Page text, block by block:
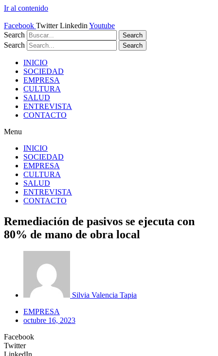
Ir al contenido
Facebook Twitter Linkedin Youtube
Search
Search
Search Search
INICIO
SOCIEDAD
EMPRESA
CULTURA
SALUD
ENTREVISTA
CONTACTO
Menu
INICIO
SOCIEDAD
EMPRESA
CULTURA
SALUD
ENTREVISTA
CONTACTO
Remediación de pasivos se ejecuta con
80% de mano de obra local
Silvia Valencia Tapia
EMPRESA
octubre 16, 2023
Facebook
Twitter
LinkedIn